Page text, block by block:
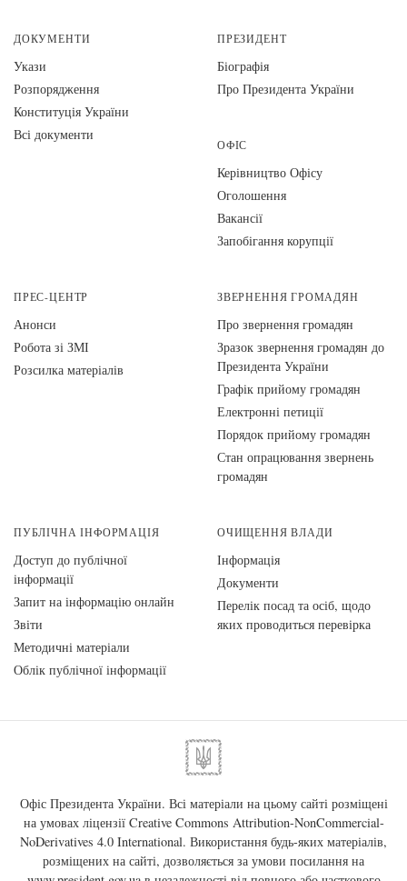
ДОКУМЕНТИ
Укази
Розпорядження
Конституція України
Всі документи
ПРЕЗИДЕНТ
Біографія
Про Президента України
ОФІС
Керівництво Офісу
Оголошення
Вакансії
Запобігання корупції
ПРЕС-ЦЕНТР
Анонси
Робота зі ЗМІ
Розсилка матеріалів
ЗВЕРНЕННЯ ГРОМАДЯН
Про звернення громадян
Зразок звернення громадян до
Президента України
Графік прийому громадян
Електронні петиції
Порядок прийому громадян
Стан опрацювання звернень
громадян
ПУБЛІЧНА ІНФОРМАЦІЯ
Доступ до публічної
інформації
Запит на інформацію онлайн
Звіти
Методичні матеріали
Облік публічної інформації
ОЧИЩЕННЯ ВЛАДИ
Інформація
Документи
Перелік посад та осіб, щодо
яких проводиться перевірка
Офіс Президента України. Всі матеріали на цьому сайті розміщені
на умовах ліцензії Creative Commons Attribution-NonCommercial-
NoDerivatives 4.0 International. Використання будь-яких матеріалів,
розміщених на сайті, дозволяється за умови посилання на